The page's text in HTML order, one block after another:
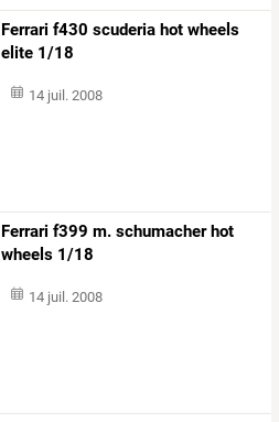
Ferrari f430 scuderia hot wheels
elite 1/18
14 juil. 2008
Ferrari f399 m. schumacher hot
wheels 1/18
14 juil. 2008